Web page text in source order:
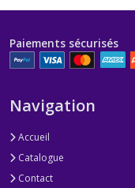
Paiements sécurisés
Navigation
Accueil
Catalogue
Contact